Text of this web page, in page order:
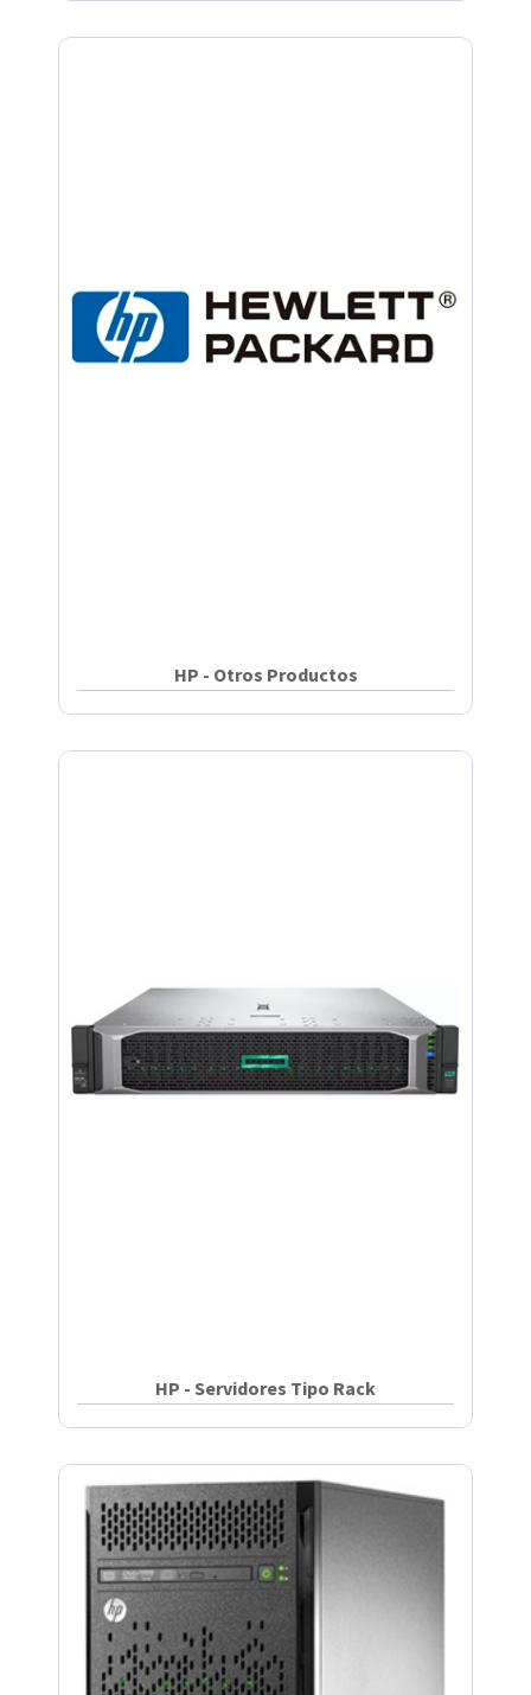
HP - Otros Productos
HP - Servidores Tipo Rack